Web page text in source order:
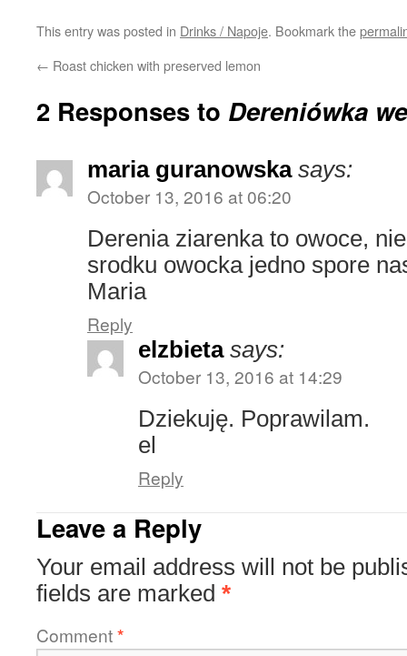
This entry was posted in Drinks / Napoje. Bookmark the
← Roast chicken with preserved lemon
2 Responses to Dereniówka
maria guranowska says:
October 13, 2016 at 06:20
Derenia ziarenka to owoce,
srodku owocka jedno spore
Maria
Reply
elzbieta says:
October 13, 2016 at 14:29
Dziekuję. Poprawilam.
el
Reply
Leave a Reply
Your email address will not be
fields are marked *
Comment*